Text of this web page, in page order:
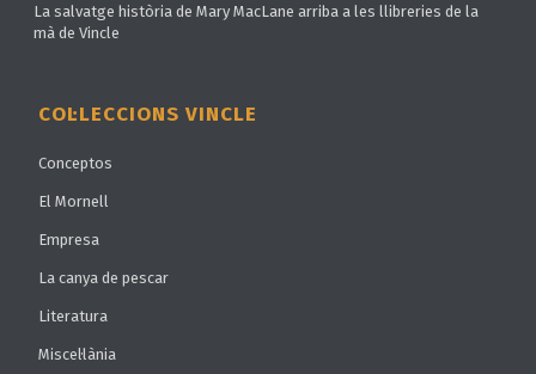
La salvatge història de Mary MacLane arriba a les llibreries de la
mà de Vincle
COL·LECCIONS VINCLE
Conceptos
El Mornell
Empresa
La canya de pescar
Literatura
Miscel·lània